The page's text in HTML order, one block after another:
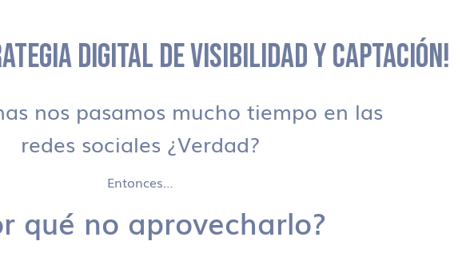
DIGITAL DE VISIBILIDAD Y CAPTACIÓN!
nos pasamos mucho tiempo en las
redes sociales ¿Verdad?
Entonces…
qué no aprovecharlo?